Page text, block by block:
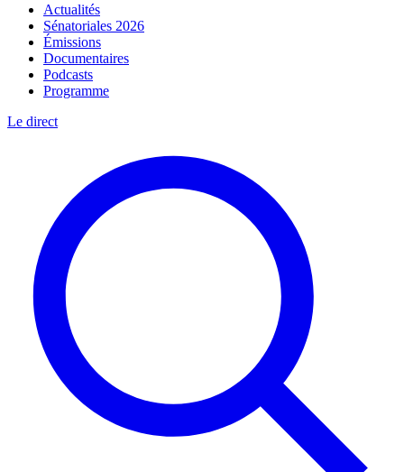
Actualités
Sénatoriales 2026
Émissions
Documentaires
Podcasts
Programme
Le direct